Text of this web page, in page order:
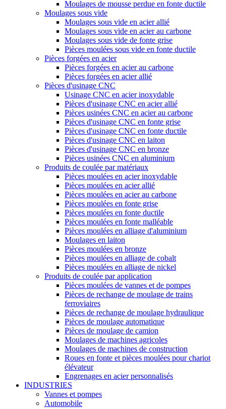
Moulages de mousse perdue en fonte ductile
Moulages sous vide
Moulages sous vide en acier allié
Moulages sous vide en acier au carbone
Moulages sous vide de fonte grise
Pièces moulées sous vide en fonte ductile
Pièces forgées en acier
Pièces forgées en acier au carbone
Pièces forgées en acier allié
Pièces d'usinage CNC
Usinage CNC en acier inoxydable
Pièces d'usinage CNC en acier allié
Pièces usinées CNC en acier au carbone
Pièces d'usinage CNC en fonte grise
Pièces d'usinage CNC en fonte ductile
Pièces d'usinage CNC en laiton
Pièces d'usinage CNC en bronze
Pièces usinées CNC en aluminium
Produits de coulée par matériaux
Pièces moulées en acier inoxydable
Pièces moulées en acier allié
Pièces moulées en acier au carbone
Pièces moulées en fonte grise
Pièces moulées en fonte ductile
Pièces moulées en fonte malléable
Pièces moulées en alliage d'aluminium
Moulages en laiton
Pièces moulées en bronze
Pièces moulées en alliage de cobalt
Pièces moulées en alliage de nickel
Produits de coulée par application
Pièces moulées de vannes et de pompes
Pièces de rechange de moulage de trains
ferroviaires
Pièces de rechange de moulage hydraulique
Pièces de moulage automatique
Pièces de moulage de camion
Moulages de machines agricoles
Moulages de machines de construction
Roues en fonte et pièces moulées pour chariot
élévateur
Engrenages en acier personnalisés
INDUSTRIES
Vannes et pompes
Automobile